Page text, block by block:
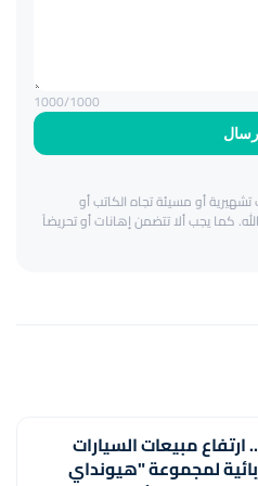
إرسال
1000/1000
أو مسيئة تجاه الكاتب أو
كما يجب ألا تتضمن إهانات أو تحريضاً
ارتفاع مبيعات السيارات
لمجموعة "هيونداي